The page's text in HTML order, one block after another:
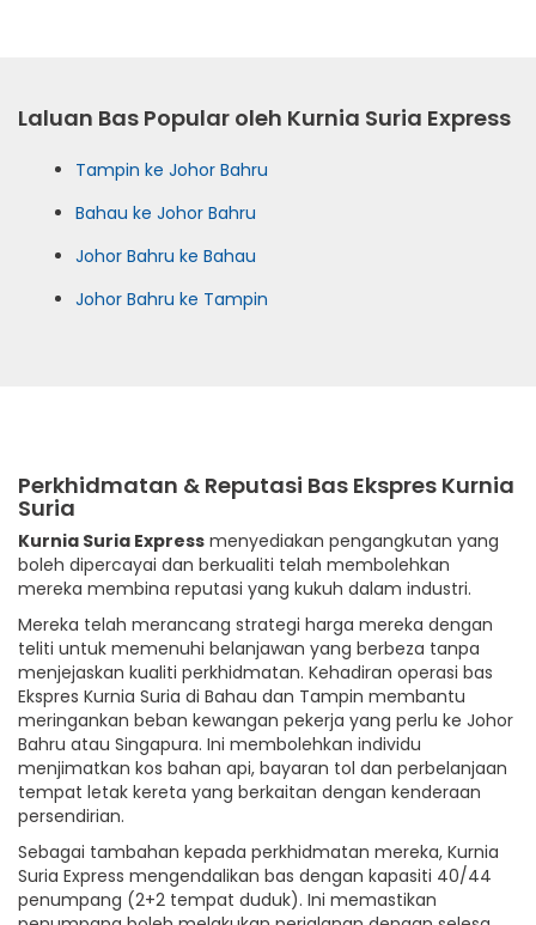
Laluan Bas Popular oleh Kurnia Suria Express
Tampin ke Johor Bahru
Bahau ke Johor Bahru
Johor Bahru ke Bahau
Johor Bahru ke Tampin
Perkhidmatan & Reputasi Bas Ekspres Kurnia
Suria
Kurnia Suria Express menyediakan pengangkutan yang
boleh dipercayai dan berkualiti telah membolehkan
mereka membina reputasi yang kukuh dalam industri.
Mereka telah merancang strategi harga mereka dengan
teliti untuk memenuhi belanjawan yang berbeza tanpa
menjejaskan kualiti perkhidmatan. Kehadiran operasi bas
Ekspres Kurnia Suria di Bahau dan Tampin membantu
meringankan beban kewangan pekerja yang perlu ke Johor
Bahru atau Singapura. Ini membolehkan individu
menjimatkan kos bahan api, bayaran tol dan perbelanjaan
tempat letak kereta yang berkaitan dengan kenderaan
persendirian.
Sebagai tambahan kepada perkhidmatan mereka, Kurnia
Suria Express mengendalikan bas dengan kapasiti 40/44
penumpang (2+2 tempat duduk). Ini memastikan